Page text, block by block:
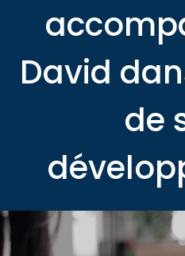
David
de